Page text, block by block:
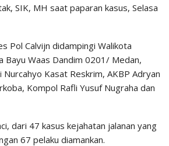
SIK, MH saat paparan kasus, Selasa
Pol Calvijn didampingi Walikota
Bayu Waas Dandim 0201/ Medan,
Nurcahyo Kasat Reskrim, AKBP Adryan
Kompol Rafli Yusuf Nugraha dan
dari 47 kasus kejahatan jalanan yang
67 pelaku diamankan.